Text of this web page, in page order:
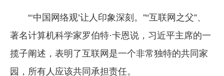
“‘中国网络观’让人印象深刻。”“互联网之父”、
著名计算机科学家罗伯特·卡恩说，习近平主席的一
揽子阐述，表明了互联网是一个非常独特的共同家
园，所有人应该共同承担责任。